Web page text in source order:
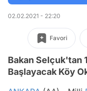
02.02.2021 - 22:20
Favori
Bakan Selçuk'tan
Başlayacak Köy